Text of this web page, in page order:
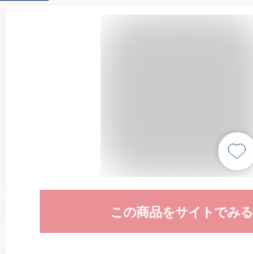
この商品をサイトでみる